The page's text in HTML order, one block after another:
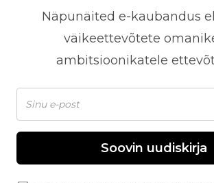
Näpunäited e-kaubandus
väikeettevõtete
ambitsioonikatele
Soovin uudiskirja